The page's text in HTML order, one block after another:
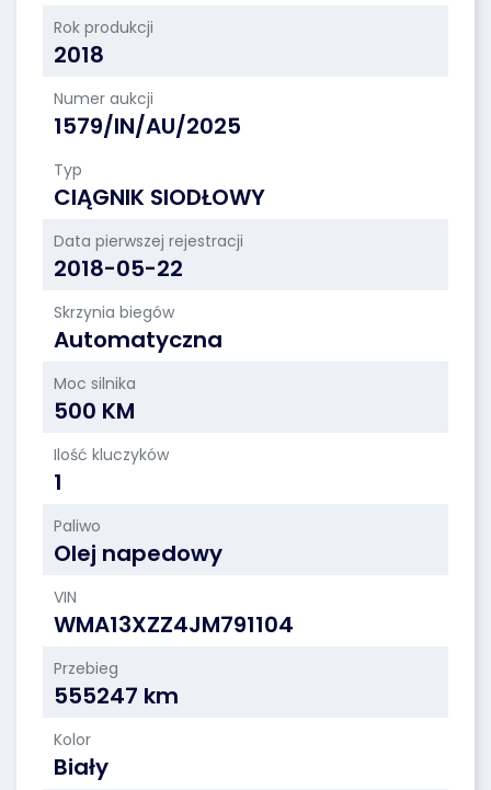
Rok produkcji
2018
Numer aukcji
1579/IN/AU/2025
Typ
CIĄGNIK SIODŁOWY
Data pierwszej rejestracji
2018-05-22
Skrzynia biegów
Automatyczna
Moc silnika
500 KM
Ilość kluczyków
1
Paliwo
Olej napedowy
VIN
WMA13XZZ4JM791104
Przebieg
555247 km
Kolor
Biały